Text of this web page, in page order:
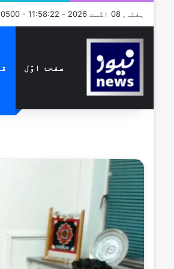
ہفتہ, 08 اگست 2026 - GMT+0500 - 11:58:22
صفحۂ اوّل